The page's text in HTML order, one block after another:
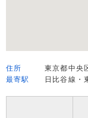
住所
東京都中央
最寄駅
日比谷線・